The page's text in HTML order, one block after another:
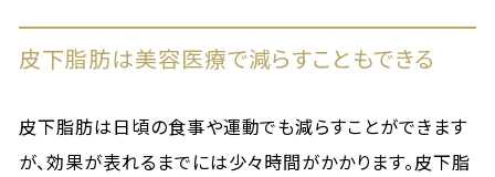
皮下脂肪は美容医療で減らすこともできる
皮下脂肪は日頃の食事や運動でも減らすことができます
が、効果が表れるまでには少々時間がかかります。皮下脂